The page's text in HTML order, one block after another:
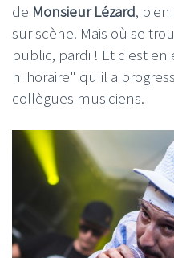
de Monsieur Lézard,
sur scène. Mais où se
public, pardi ! Et c'est
ni horaire" qu'il a
collègues musiciens.